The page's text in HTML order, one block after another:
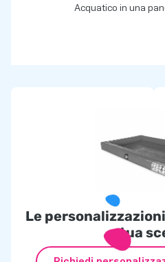
Acquatico in una
Le
tua